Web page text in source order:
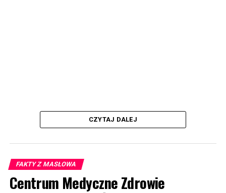
CZYTAJ DALEJ
FAKTY Z MASŁOWA
Centrum Medyczne Zdrowie